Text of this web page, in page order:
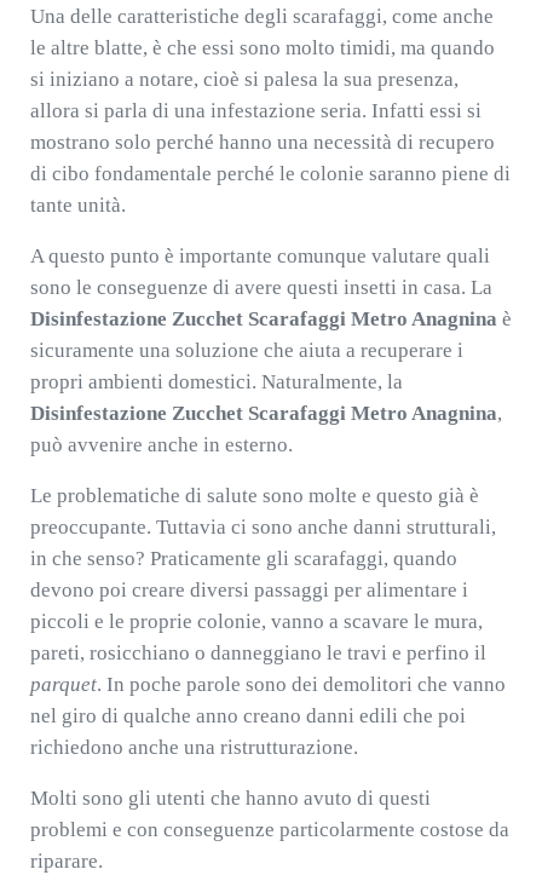
Una delle caratteristiche degli scarafaggi, come anche
le altre blatte, è che essi sono molto timidi, ma quando
si iniziano a notare, cioè si palesa la sua presenza,
allora si parla di una infestazione seria. Infatti essi si
mostrano solo perché hanno una necessità di recupero
di cibo fondamentale perché le colonie saranno piene di
tante unità.
A questo punto è importante comunque valutare quali
sono le conseguenze di avere questi insetti in casa. La
Disinfestazione Zucchet Scarafaggi Metro Anagnina è
sicuramente una soluzione che aiuta a recuperare i
propri ambienti domestici. Naturalmente, la
Disinfestazione Zucchet Scarafaggi Metro Anagnina,
può avvenire anche in esterno.
Le problematiche di salute sono molte e questo già è
preoccupante. Tuttavia ci sono anche danni strutturali,
in che senso? Praticamente gli scarafaggi, quando
devono poi creare diversi passaggi per alimentare i
piccoli e le proprie colonie, vanno a scavare le mura,
pareti, rosicchiano o danneggiano le travi e perfino il
parquet. In poche parole sono dei demolitori che vanno
nel giro di qualche anno creano danni edili che poi
richiedono anche una ristrutturazione.
Molti sono gli utenti che hanno avuto di questi
problemi e con conseguenze particolarmente costose da
riparare.